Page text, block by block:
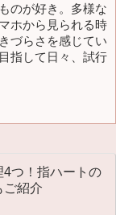
のが好き。多様な
ホから見られる時
づらさを感じてい
指して日々、試行
つ！指ハートの
ご紹介